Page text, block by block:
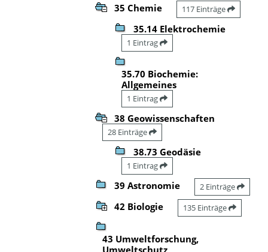
35 Chemie 117 Einträge
35.14 Elektrochemie
1 Eintrag
35.70 Biochemie:
Allgemeines
1 Eintrag
38 Geowissenschaften
28 Einträge
38.73 Geodäsie
1 Eintrag
39 Astronomie 2 Einträge
42 Biologie 135 Einträge
43 Umweltforschung,
Umweltschutz